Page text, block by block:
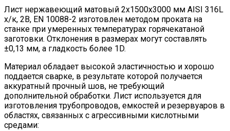
quantity
Лист нержавеющий матовый 2х1500х3000 мм AISI 316L
х/к, 2B, EN 10088-2 изготовлен методом проката на
станке при умеренных температурах горячекатаной
заготовки. Отклонения в размерах могут составлять
±0,13 мм, а гладкость более 1D.
Материал обладает высокой эластичностью и хорошо
поддается сварке, в результате которой получается
аккуратный прочный шов, не требующий
дополнительной обработки. Лист используется для
изготовления трубопроводов, емкостей и резервуаров в
областях, связанных с агрессивными кислотными
средами: